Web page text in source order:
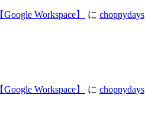
Workspace】 に choppydays
Workspace】 に choppydays